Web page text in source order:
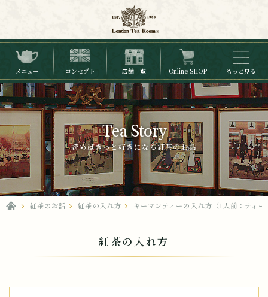
メニュー コンセプト 店舗一覧 Online SHOP もっと見る
Tea Story
読めばきっと好きになる紅茶のお話
紅茶のお話 紅茶の入れ方 キーマンティーの入れ方（1人前：ティ
紅茶の入れ方